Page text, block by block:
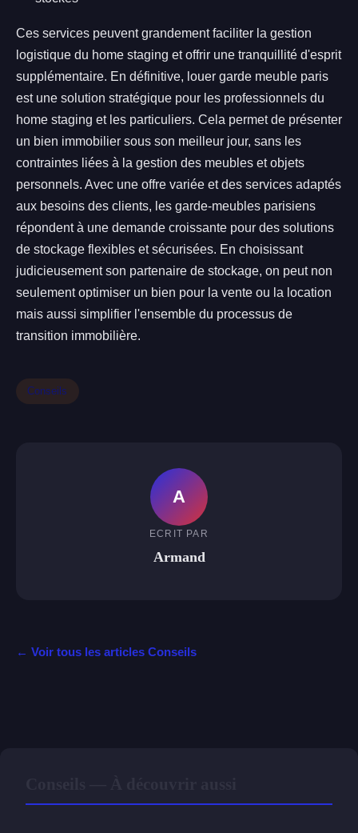
Ces services peuvent grandement faciliter la gestion
logistique du home staging et offrir une tranquillité d'esprit
supplémentaire. En définitive, louer garde meuble paris
est une solution stratégique pour les professionnels du
home staging et les particuliers. Cela permet de présenter
un bien immobilier sous son meilleur jour, sans les
contraintes liées à la gestion des meubles et objets
personnels. Avec une offre variée et des services adaptés
aux besoins des clients, les garde-meubles parisiens
répondent à une demande croissante pour des solutions
de stockage flexibles et sécurisées. En choisissant
judicieusement son partenaire de stockage, on peut non
seulement optimiser un bien pour la vente ou la location
mais aussi simplifier l'ensemble du processus de
transition immobilière.
Conseils
A
ECRIT PAR
Armand
← Voir tous les articles Conseils